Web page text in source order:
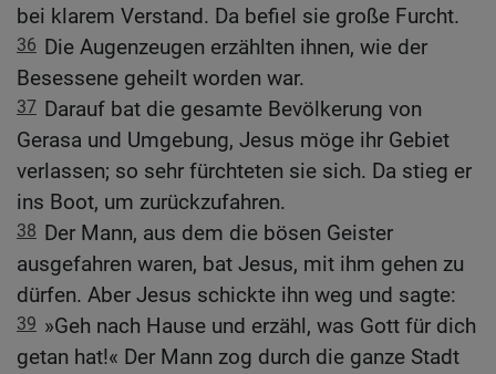
bei klarem Verstand. Da befiel sie große Furcht.
36 Die Augenzeugen erzählten ihnen, wie der
Besessene geheilt worden war.
37 Darauf bat die gesamte Bevölkerung von
Gerasa und Umgebung, Jesus möge ihr Gebiet
verlassen; so sehr fürchteten sie sich. Da stieg er
ins Boot, um zurückzufahren.
38 Der Mann, aus dem die bösen Geister
ausgefahren waren, bat Jesus, mit ihm gehen zu
dürfen. Aber Jesus schickte ihn weg und sagte:
39 »Geh nach Hause und erzähl, was Gott für dich
getan hat!« Der Mann zog durch die ganze Stadt